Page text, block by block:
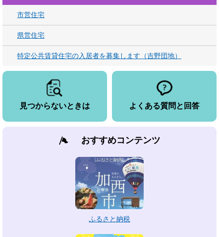
市営住宅
県営住宅
特定公共賃貸住宅の入居者を募集します（吉野団地）
見つからないときは よくある質問と回答
おすすめコンテンツ
ふるさと納税